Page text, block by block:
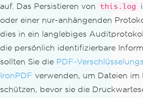
tions);
      entry
. status =
oISOString();
return
{ success: true ,
}
catch (err)
{
      entry
. status = 'failed'
auf. Das Persistieren von
this.log
oder einer nur-anhängenden
dies in ein langlebiges
die persönlich identifizierbare
sollten Sie die PDF-
IronPDF verwenden, um Dateien im
schützen, bevor sie die